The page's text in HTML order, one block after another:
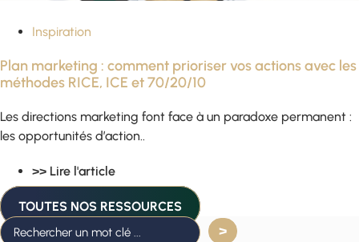
Inspiration
Plan marketing : comment prioriser vos actions avec les
méthodes RICE, ICE et 70/20/10
Les directions marketing font face à un paradoxe permanent :
les opportunités d’action..
>> Lire l'article
TOUTES NOS RESSOURCES